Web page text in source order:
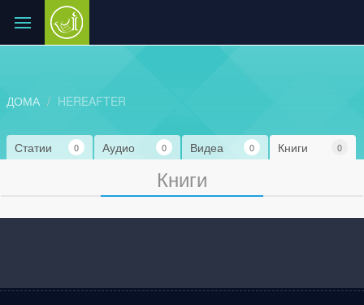
ДОМА HEREAFTER
Книги 0
Видеа 0
Аудио 0
Статии 0
Книги